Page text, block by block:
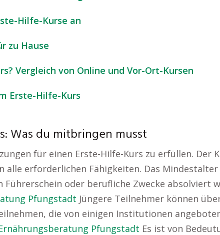
Hilfe-Kurse an
zu Hause
Vergleich von Online und Vor-Ort-Kursen
Erste-Hilfe-Kurs
Was du mitbringen musst
für einen Erste-Hilfe-Kurs zu erfüllen. Der
erforderlichen Fähigkeiten. Das Mindestalter
oder berufliche Zwecke absolviert
Pfungstadt Jüngere Teilnehmer können
die von einigen Institutionen
Pfungstadt Es ist von